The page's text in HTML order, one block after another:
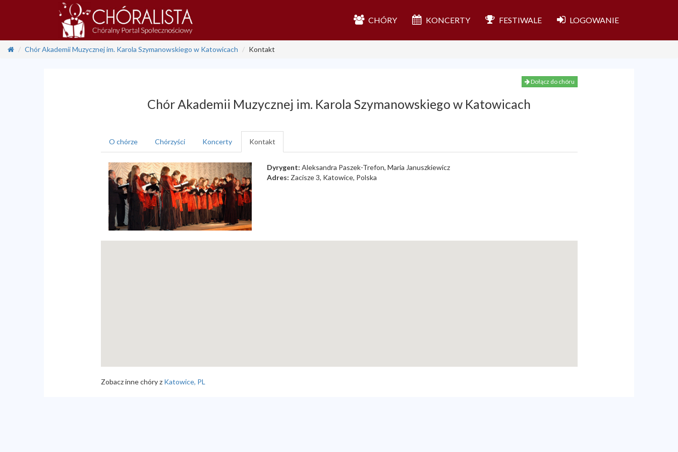
CHÓRY KONCERTY FESTIWALE LOGOWANIE
Chór Akademii Muzycznej im. Karola Szymanowskiego w Katowicach Kontakt
Dołącz do chóru
Chór Akademii Muzycznej im. Karola Szymanowskiego w Katowicach
O chórze Chórzyści Koncerty Kontakt
Dyrygent: Aleksandra Paszek-Trefon, Maria Januszkiewicz
Adres: Zacisze 3, Katowice, Polska
Zobacz inne chóry z Katowice, PL